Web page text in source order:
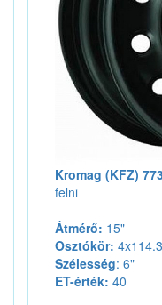
Kromag (KFZ)
felni
Átmérő: 15"
Osztókör:
Szélesség: 6"
ET-érték: 40